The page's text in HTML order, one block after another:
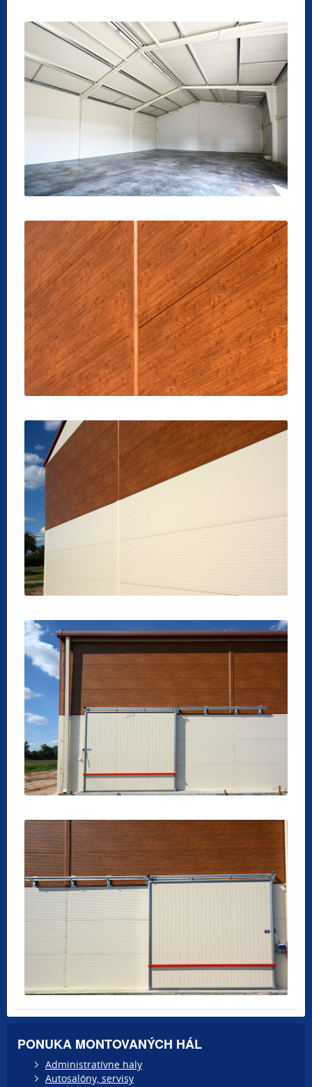
PONUKA MONTOVANÝCH HÁL
Administratívne haly
Autosalóny, servisy